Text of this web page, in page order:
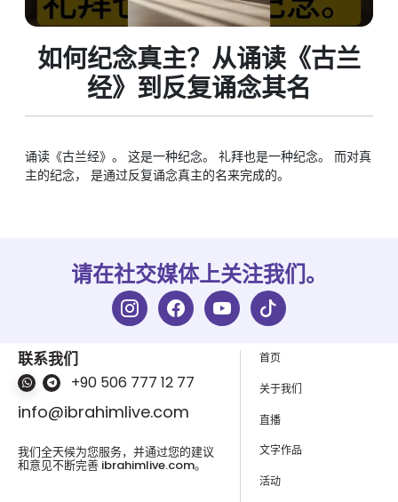
如何纪念真主？从诵读《古兰
经》到反复诵念其名
诵读《古兰经》。 这是一种纪念。 礼拜也是一种纪念。 而对真
请在社交媒体上关注我们。
联系我们
+90 506 777 12 77
info@ibrahimlive.com
我们全天候为您服务，并通过您的建议
和意见不断完善 ibrahimlive.com。
首页
关于我们
直播
文字作品
活动